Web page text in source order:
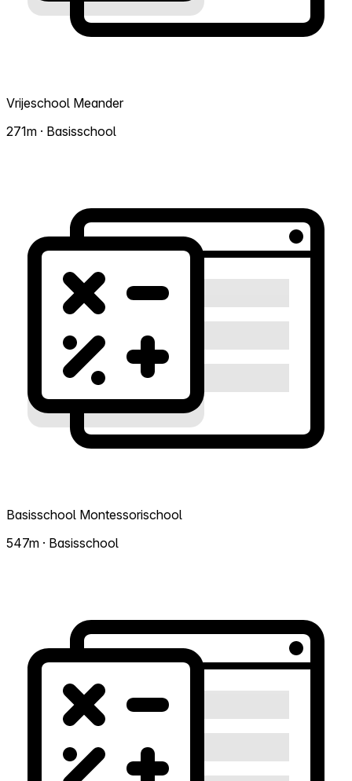
Vrijeschool Meander
271m · Basisschool
Basisschool Montessorischool
547m · Basisschool